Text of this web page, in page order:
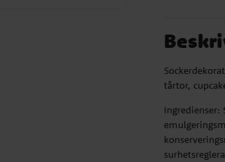
tårtor,
Ingredienser: